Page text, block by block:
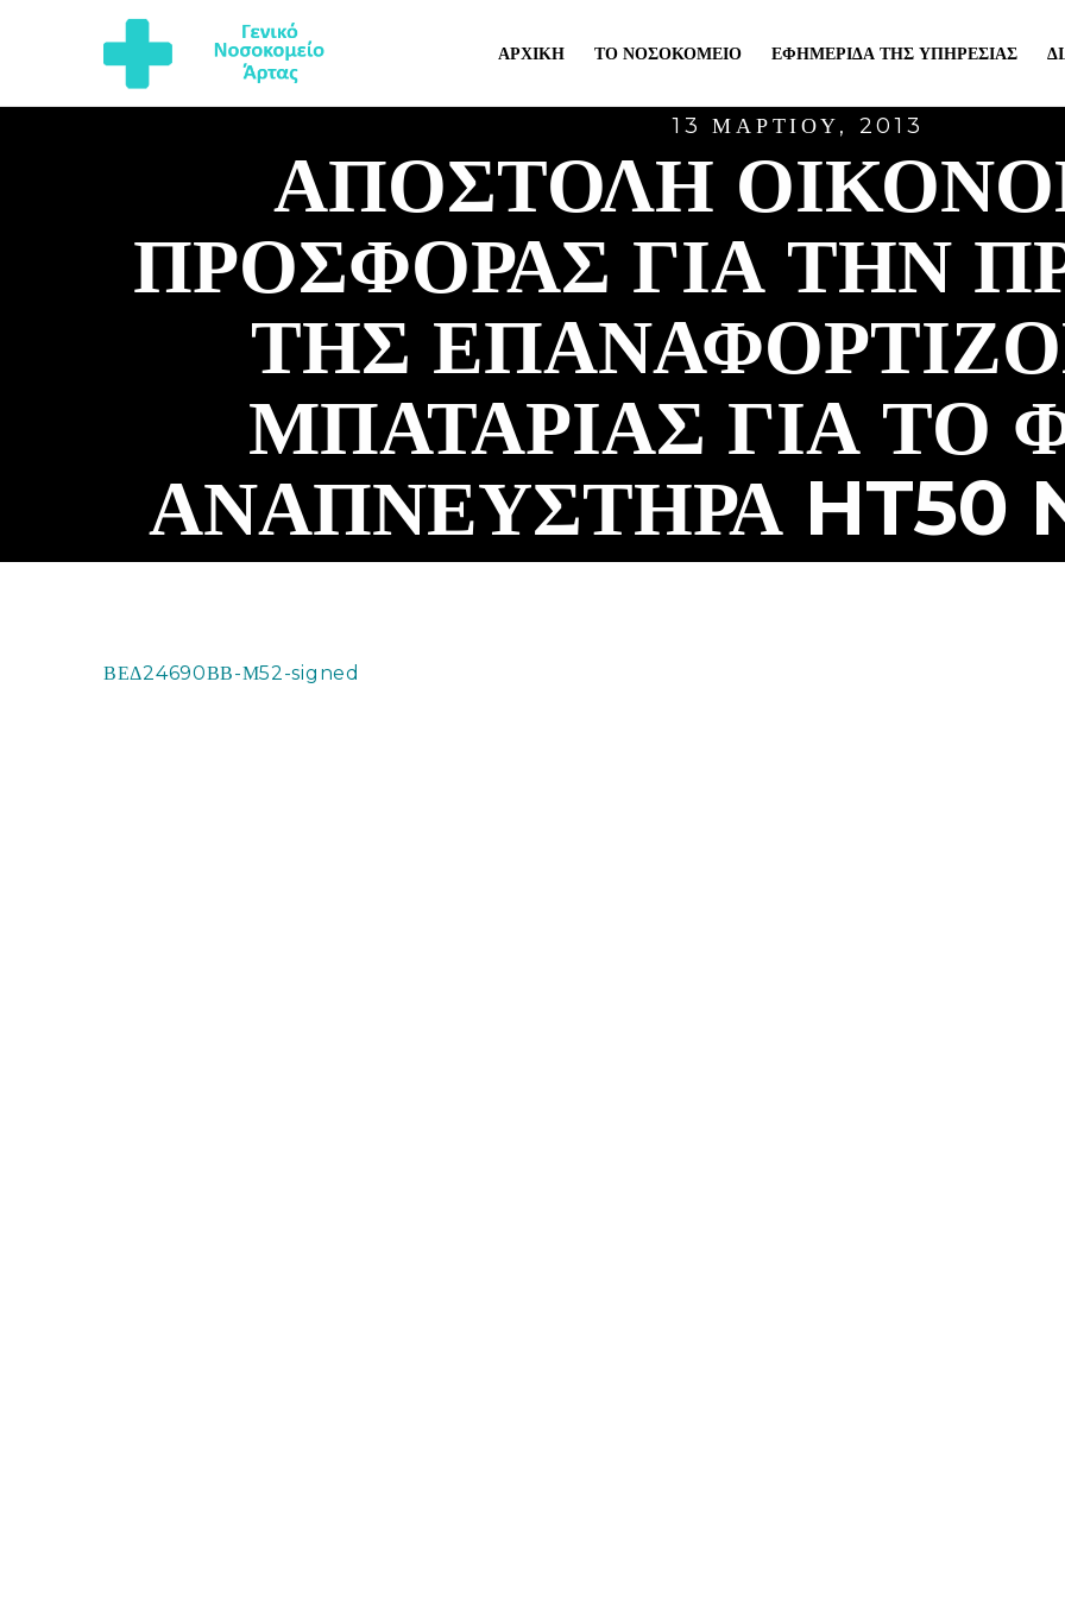
ΑΡΧΙΚΉ ΤΟ ΝΟΣΟΚΟΜΕΊΟ ΕΦΗΜΕΡΊΔΑ ΤΗΣ ΥΠΗΡΕΣΊΑΣ
13 ΜΑΡΤΊΟΥ, 2013
ΑΠΟΣΤΟΛΉ
ΠΡΟΣΦΟΡΆΣ ΓΙΑ ΤΗΝ
ΤΗΣ
ΜΠΑΤΑΡΊΑΣ ΓΙΑ ΤΟ
ΑΝΑΠΝΕΥΣΤΉΡΑ HT50
ΒΕΔ24690ΒΒ-Μ52-signed